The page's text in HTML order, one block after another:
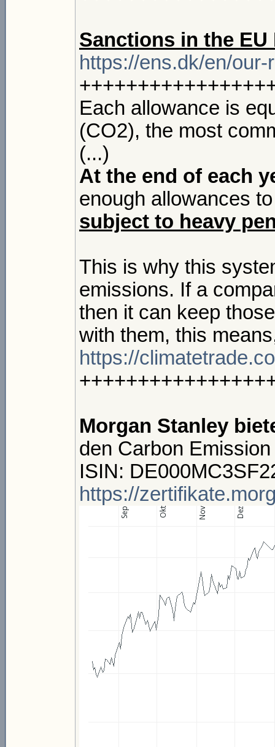
Sanctions in the
https://ens.dk/en/
Each allowance is
(CO2), the most
(...)
At the end of each
enough allowances
subject to heavy
This is why this
emissions. If a
then it can keep
with them, this
https://
Morgan Stanley
den Carbon
ISIN:
https://